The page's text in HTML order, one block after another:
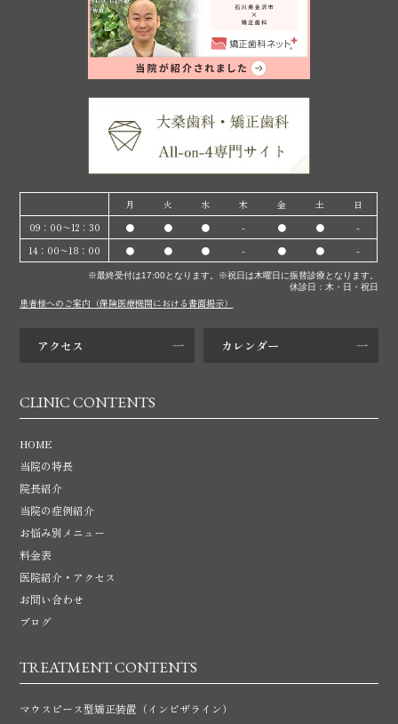
月 火 水 木 金 土
日
09：00〜12：30
● ● ● - ● ●
-
14：00〜18：00
● ● ● - ● ● -
※最終受付は17:00となります。※祝日は木曜日に振替診療となります。
休診日：木・日・祝日
患者様へのご案内（保険医療機関における書面掲示）
アクセス カレンダー
CLINIC CONTENTS
HOME
当院の特長
院長紹介
当院の症例紹介
お悩み別メニュー
料金表
医院紹介・アクセス
お問い合わせ
ブログ
TREATMENT CONTENTS
マウスピース型矯正装置 （インビザライン）